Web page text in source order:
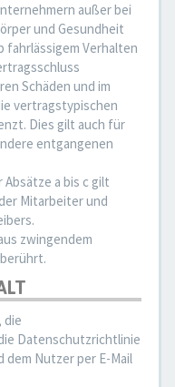
außer bei
und Gesundheit
fahrlässigem Verhalten
Schäden und im
vertragstypischen
Dies gilt auch für
entgangenen
a bis c gilt
Mitarbeiter und
zwingendem
die
Datenschutzrichtlinie
dem Nutzer per E-Mail